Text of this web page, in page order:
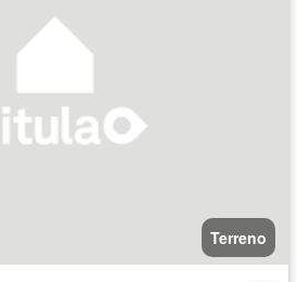
Terreno